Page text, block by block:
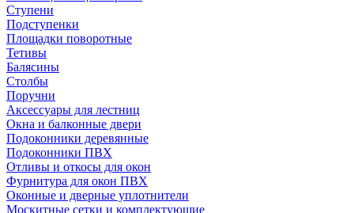
Ступени
Подступенки
Площадки поворотные
Тетивы
Балясины
Столбы
Поручни
Аксессуары для лестниц
Окна и балконные двери
Подоконники деревянные
Подоконники ПВХ
Отливы и откосы для окон
Фурнитура для окон ПВХ
Оконные и дверные уплотнители
Москитные сетки и комплектующие